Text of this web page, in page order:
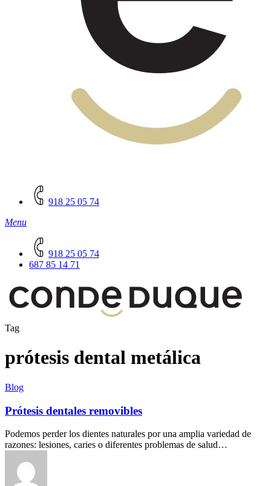
918 25 05 74
Menu
918 25 05 74
687 85 14 71
Tag
prótesis dental metálica
Blog
Prótesis dentales removibles
Podemos perder los dientes naturales por una amplia variedad de
razones: lesiones, caries o diferentes problemas de salud…